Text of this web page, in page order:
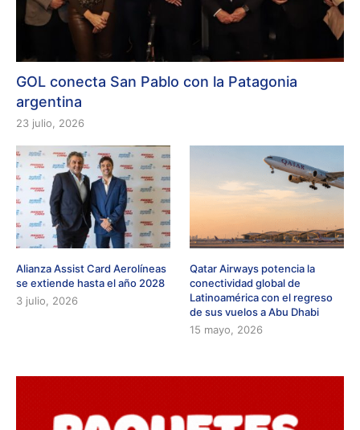
GOL conecta San Pablo con la Patagonia
argentina
23 julio, 2026
Alianza Assist Card Aerolíneas
se extiende hasta el año 2028
3 julio, 2026
Qatar Airways potencia la
conectividad global de
Latinoamérica con el regreso
de sus vuelos a Abu Dhabi
15 mayo, 2026